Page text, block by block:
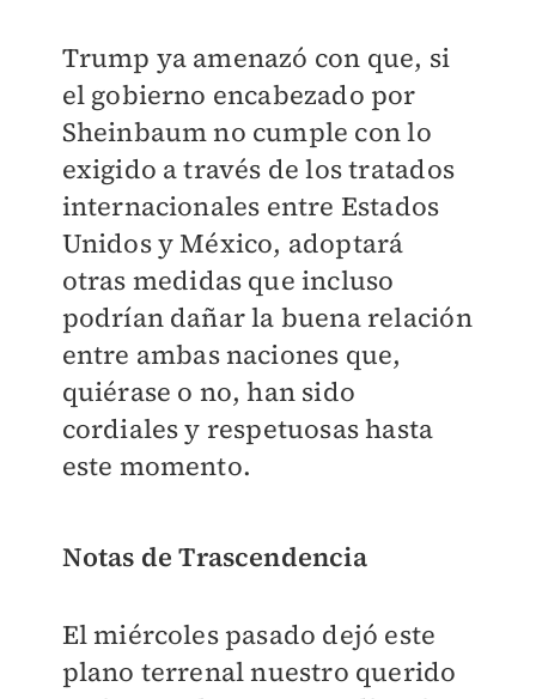
Trump ya amenazó con que, si
el gobierno encabezado por
Sheinbaum no cumple con lo
exigido a través de los tratados
internacionales entre Estados
Unidos y México, adoptará
otras medidas que incluso
podrían dañar la buena relación
entre ambas naciones que,
quiérase o no, han sido
cordiales y respetuosas hasta
este momento.
Notas de Trascendencia
El miércoles pasado dejó este
plano terrenal nuestro querido